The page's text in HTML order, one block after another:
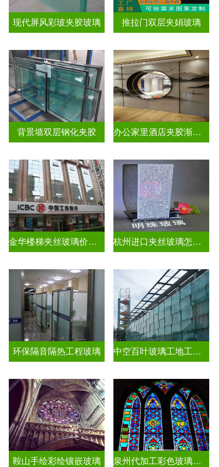
现代屏风彩玻夹胶玻璃 推拉门双层夹娟玻璃
背景墙双层钢化夹胶 办公家里酒店夹胶渐变玻璃
金华楼梯夹丝玻璃价钱多少一米 杭州进口夹丝玻璃怎么卖
环保隔音隔热工程玻璃 中空百叶玻璃工地工装装饰玻璃
鞍山手绘彩绘镶嵌玻璃 泉州代加工彩色玻璃穹顶